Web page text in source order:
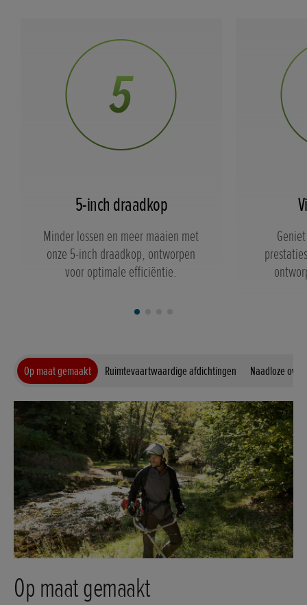
5-inch draadkop
Minder lossen en meer maaien met
onze 5-inch draadkop, ontworpen
voor optimale efficiëntie.
Op maat gemaakt Ruimtevaartwaardige afdichtingen Naadloze
Op maat gemaakt